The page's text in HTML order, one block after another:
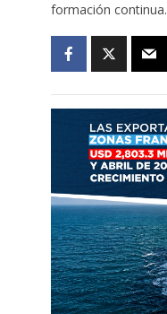
formación continua.